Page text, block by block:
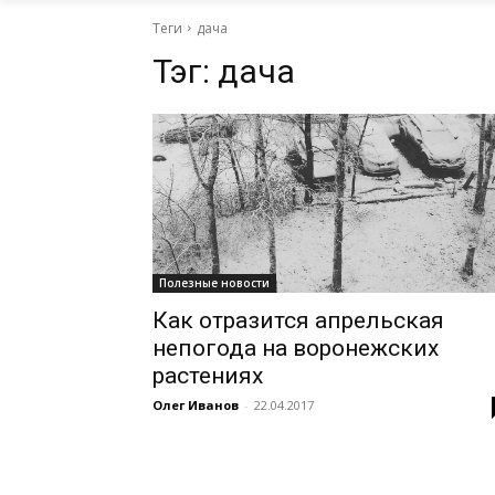
Теги дача
Тэг: дача
Полезные новости
Как отразится апрельская
непогода на воронежских
растениях
Олег Иванов - 22.04.2017